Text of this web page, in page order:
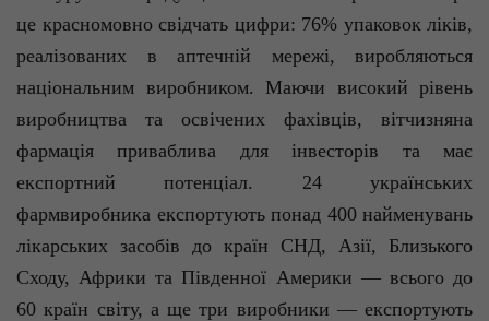
це красномовно свідчать цифри: 76% упаковок ліків,
реалізованих в аптечній мережі, виробляються
національним виробником. Маючи високий рівень
виробництва та освічених фахівців, вітчизняна
фармація приваблива для інвесторів та має
експортний потенціал. 24 українських
фармвиробника експортують понад 400 найменувань
лікарських засобів до країн СНД, Азії, Близького
Сходу, Африки та Південної Америки — всього до
60 країн світу, а ще три виробники — експортують